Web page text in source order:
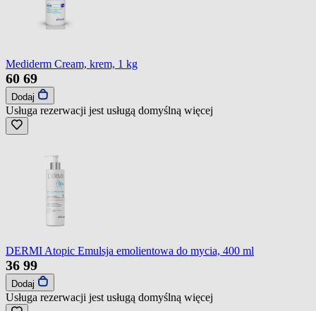
Mediderm Cream, krem, 1 kg
60 69
Dodaj
Usługa rezerwacji jest usługą domyślną więcej
DERMI Atopic Emulsja emolientowa do mycia, 400 ml
36 99
Dodaj
Usługa rezerwacji jest usługą domyślną więcej